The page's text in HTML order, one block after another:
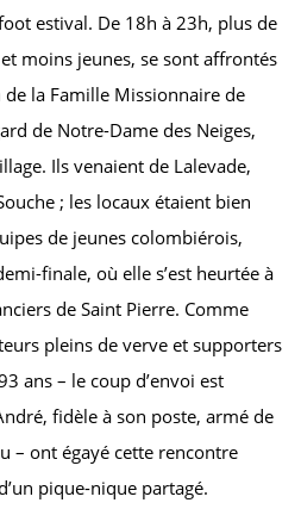
estival. De 18h à 23h, plus de
moins jeunes, se sont affrontés
la Famille Missionnaire de
de Notre-Dame des Neiges,
Ils venaient de Lalevade,
; les locaux étaient bien
de jeunes colombiérois,
finale, où elle s’est heurtée à
de Saint Pierre. Comme
pleins de verve et supporters
ans – le coup d’envoi est
fidèle à son poste, armé de
– ont égayé cette rencontre
pique-nique partagé.